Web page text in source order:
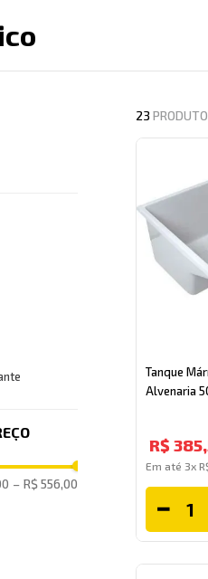
search
– R$ 556,00
23
Tanque
Alvenaria
R$ 385,
Em até 3x